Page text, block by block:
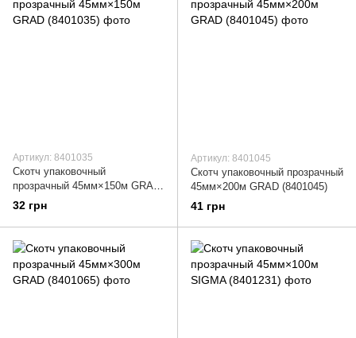
Артикул: 8401035
Скотч упаковочный
прозрачный 45мм×150м GRAD
(8401035)
32 грн
Артикул: 8401045
Скотч упаковочный прозрачный
45мм×200м GRAD (8401045)
41 грн